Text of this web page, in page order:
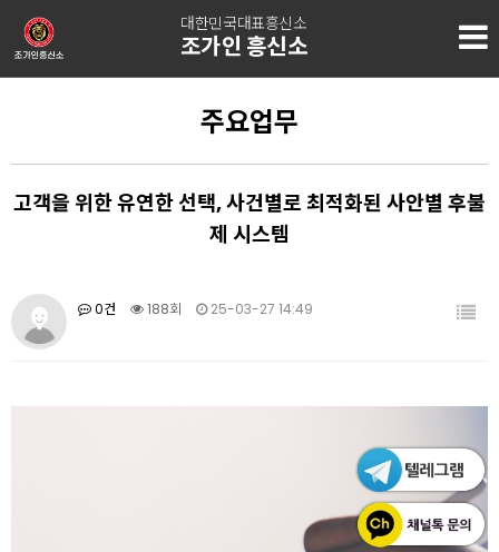
대한민국대표흥신소
조가인 흥신소
주요업무
고객을 위한 유연한 선택, 사건별로 최적화된 사안별 후불
제 시스템
0건 188회 25-03-27 14:49